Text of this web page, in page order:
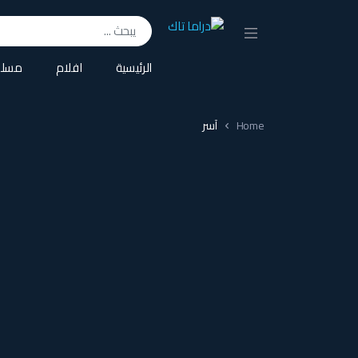
Search for:
الرئيسية
افلام
Home آسر